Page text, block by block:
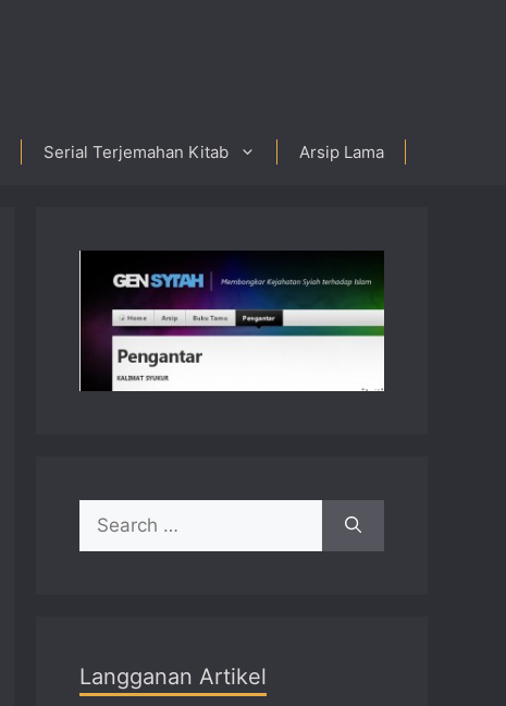
Serial Terjemahan Kitab Arsip Lama
for:
Langganan Artikel